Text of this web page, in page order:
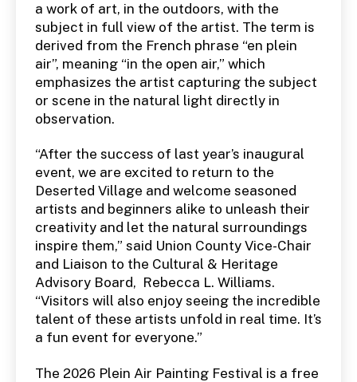
a work of art, in the outdoors, with the
subject in full view of the artist. The term is
derived from the French phrase “en plein
air”, meaning “in the open air,” which
emphasizes the artist capturing the subject
or scene in the natural light directly in
observation.
“After the success of last year’s inaugural
event, we are excited to return to the
Deserted Village and welcome seasoned
artists and beginners alike to unleash their
creativity and let the natural surroundings
inspire them,” said Union County Vice-Chair
and Liaison to the Cultural & Heritage
Advisory Board, Rebecca L. Williams.
“Visitors will also enjoy seeing the incredible
talent of these artists unfold in real time. It’s
a fun event for everyone.”
The 2026 Plein Air Painting Festival is a free